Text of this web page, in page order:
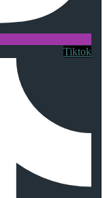
Tiktok